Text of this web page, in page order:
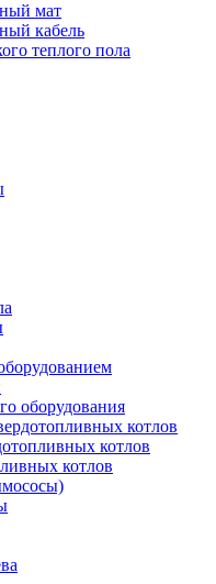
мат
кабель
теплого пола
оборудования
котлов
котлов
котлов